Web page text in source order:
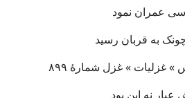
عمران نمود
به قربان رسید
غزلیات » غزل شمارهٔ ۸۹۹
نه این بود